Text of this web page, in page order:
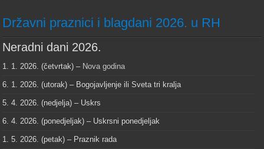
Državni praznici i blagdani 2026. u RH
Neradni dani 2026.
1. 1. 2026. (četvrtak) – Nova godina
6. 1. 2026. (utorak) – Bogojavljenje ili Sveta tri kralja
5. 4. 2026. (nedjelja) – Uskrs
6. 4. 2026. (ponedjeljak) – Uskrsni ponedjeljak
1. 5. 2026. (petak) – Praznik rada